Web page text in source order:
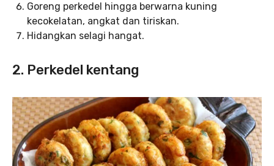
Goreng perkedel hingga berwarna kuning
kecokelatan, angkat dan tiriskan.
Hidangkan selagi hangat.
2. Perkedel kentang